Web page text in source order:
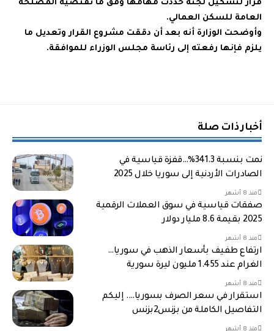
قرار لتشكيل لجنة حددت مهامها وفق ما تقتضيه المصلحة
العامة للسكن العمالي.
وأوضحت الوزارة أنه بعد أن دققت مشروع القرار وتعديل ما
يلزم فإنها رفعته إلى رئاسة مجلس الوزراء للموافقة.
أخبار ذات صلة
نمت بنسبة 341.3%…قفزة قياسية في
الصادرات الأردنية إلى سوريا خلال 2025
منذ 8 أشهر
صفقات قياسية في سوق العملات الرقمية
2025 بقيمة 8.6 مليار دولار
منذ 8 أشهر
ارتفاع طفيف بأسعار الذهب في سوريا…
الغرام عند 1.455 مليون ليرة سورية
منذ 8 أشهر
استقرار في سعر الصرف بسوريا…. إليكم
التفاصيل الكاملة من بزنس2بزنس
منذ 8 أشهر